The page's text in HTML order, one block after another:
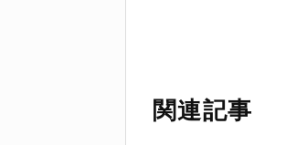
関連記事